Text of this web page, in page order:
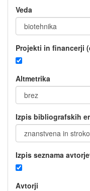
Veda
Projekti in financerji
Altmetrika
Izpis bibliografskih
Izpis seznama
Avtorji